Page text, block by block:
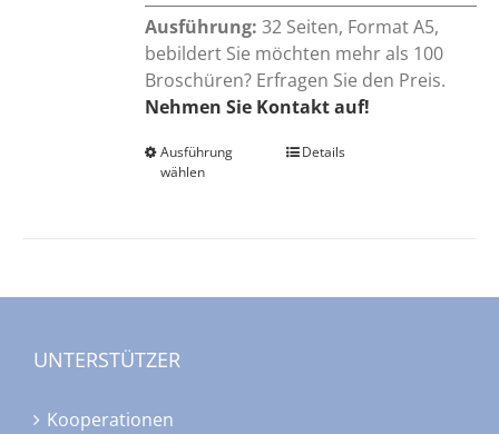
Ausführung: 32 Seiten, Format A5,
bebildert Sie möchten mehr als 100
Broschüren? Erfragen Sie den Preis.
Nehmen Sie Kontakt auf!
Ausführung
wählen
Dieses
Details
UNTERSTÜTZER
Kooperationen